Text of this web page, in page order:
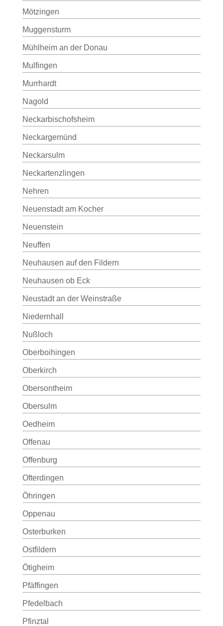
Mötzingen
Muggensturm
Mühlheim an der Donau
Mulfingen
Murrhardt
Nagold
Neckarbischofsheim
Neckargemünd
Neckarsulm
Neckartenzlingen
Nehren
Neuenstadt am Kocher
Neuenstein
Neuffen
Neuhausen auf den Fildern
Neuhausen ob Eck
Neustadt an der Weinstraße
Niedernhall
Nußloch
Oberboihingen
Oberkirch
Obersontheim
Obersulm
Oedheim
Offenau
Offenburg
Ofterdingen
Öhringen
Oppenau
Osterburken
Ostfildern
Ötigheim
Pfäffingen
Pfedelbach
Pfinztal